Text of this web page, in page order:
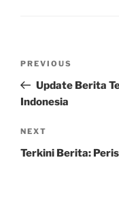
Previous
Post
PREVIOUS
Update Berita
Indonesia
Next
Post
NEXT
Terkini Berita: